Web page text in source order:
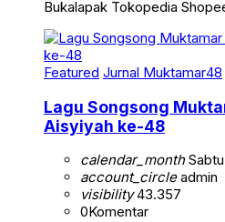
Bukalapak Tokopedia
Featured Jurnal Muktamar48
Lagu Songsong
Aisyiyah ke-48
calendar_month
account_circleadmin
visibility43.357
0Komentar